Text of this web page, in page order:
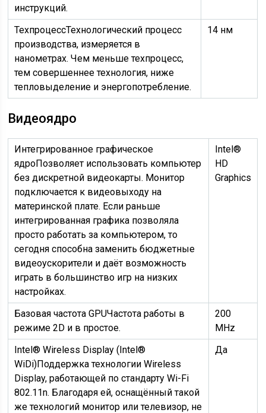
инструкций.
ТехпроцессТехнологический процесс
производства, измеряется в
нанометрах. Чем меньше техпроцесс,
тем совершеннее технология, ниже
тепловыделение и энергопотребление.
14 нм
Видеоядро
Интегрированное графическое
ядроПозволяет использовать компьютер
без дискретной видеокарты. Монитор
подключается к видеовыходу на
материнской плате. Если раньше
интегрированная графика позволяла
просто работать за компьютером, то
сегодня способна заменить бюджетные
видеоускорители и даёт возможность
играть в большинство игр на низких
настройках.
Intel®
HD
Graphics
Базовая частота GPUЧастота работы в
режиме 2D и в простое.
200
MHz
Intel® Wireless Display (Intel®
WiDi)Поддержка технологии Wireless
Display, работающей по стандарту Wi-Fi
802.11n. Благодаря ей, оснащённый такой
же технологий монитор или телевизор, не
Да